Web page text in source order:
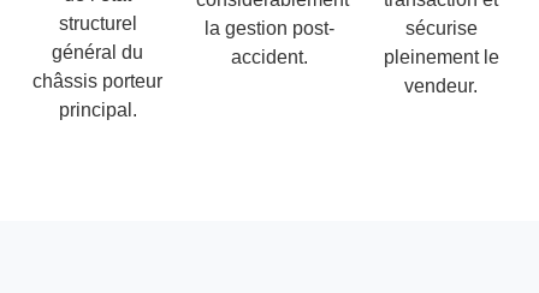
structurel
général du
châssis porteur
principal.
la gestion post-
accident.
sécurise
pleinement le
vendeur.